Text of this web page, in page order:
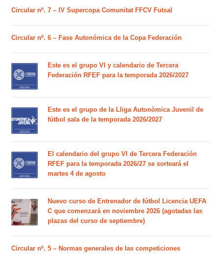
Circular nº. 7 – IV Supercopa Comunitat FFCV Futsal
Circular nº. 6 – Fase Autonómica de la Copa Federación
Este es el grupo VI y calendario de Tercera
Federación RFEF para la temporada 2026/2027
Este es el grupo de la Lliga Autonòmica Juvenil de
fútbol sala de la temporada 2026/2027
El calendario del grupo VI de Tercera Federación
RFEF para la temporada 2026/27 se sorteará el
martes 4 de agosto
Nuevo curso de Entrenador de fútbol Licencia UEFA
C que comenzará en noviembre 2026 (agotadas las
plazas del curso de septiembre)
Circular nº. 5 – Normas generales de las competiciones